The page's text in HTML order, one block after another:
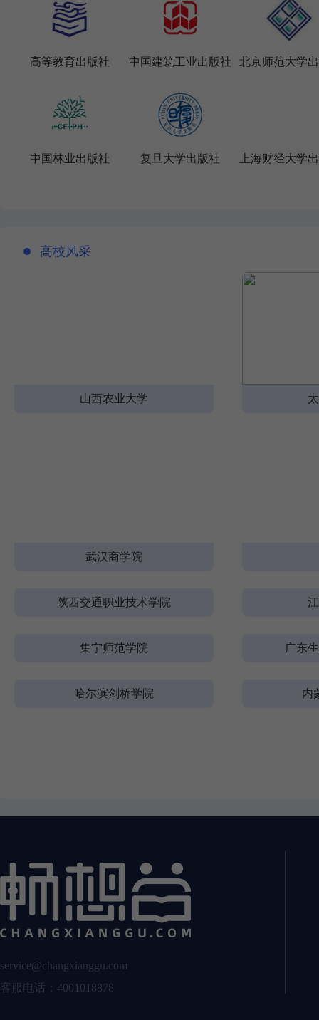
高等教育出版社 中国建筑工业出版社 北京师范大学
中国林业出版社 复旦大学出版社 上海财经大学
高校风采
山西农业大学
武汉商学院
陕西交通职业技术学院
集宁师范学院 广东
哈尔滨剑桥学院 内
兴安职业技术学院
service@changxianggu.com
客服电话：4001018878